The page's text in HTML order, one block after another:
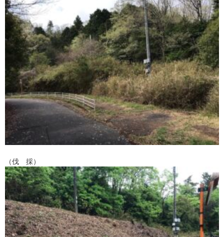
（伐 採）